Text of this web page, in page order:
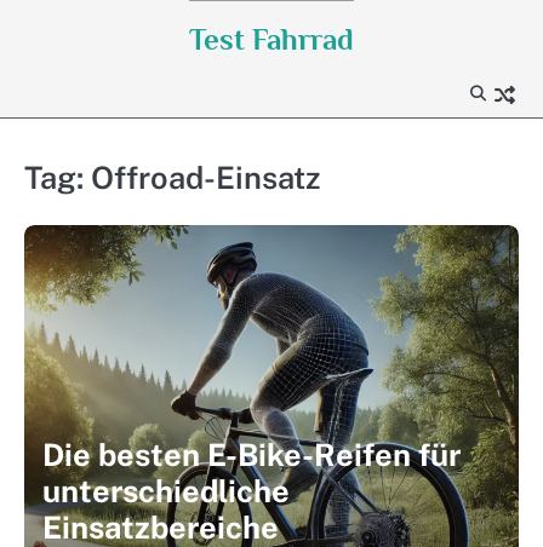
Test Fahrrad
Tag: Offroad-Einsatz
Die besten E-Bike-Reifen für
unterschiedliche
Einsatzbereiche